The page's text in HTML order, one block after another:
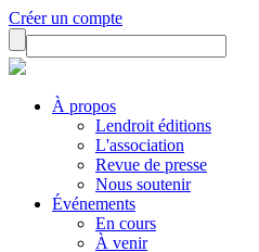
Créer un compte
À propos
Lendroit éditions
L'association
Revue de presse
Nous soutenir
Événements
En cours
À venir